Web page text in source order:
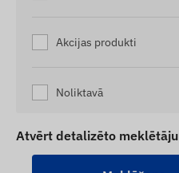
Akcijas produkti
Noliktavā
Atvērt detalizēto meklētāju